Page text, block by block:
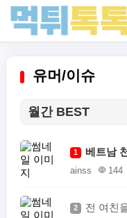
유머/이슈
월간 BEST
1 베트남
ainss
144
2 전 여친